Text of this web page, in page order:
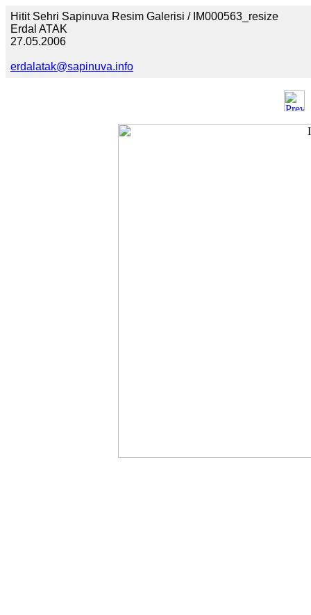
Hitit Sehri Sapinuva Resim Galerisi / IM000563_resize
Erdal ATAK
27.05.2006
erdalatak@sapinuva.info